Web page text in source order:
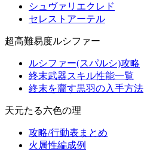
シュヴァリエクレド
セレストアーテル
超高難易度ルシファー
ルシファー(スパルシ)攻略
終末武器スキル性能一覧
終末を齎す黒羽の入手方法
天元たる六色の理
攻略/行動表まとめ
火属性編成例